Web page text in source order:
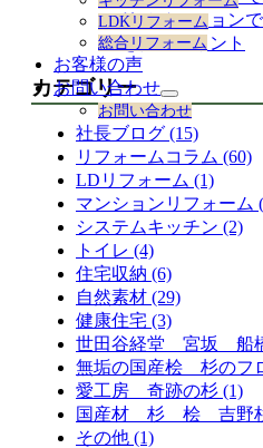
LDKリフォーム
総合リフォーム
お客様の声
お問い合わせ
サ
ブ
メ
ニ
ュ
ー
を
お問い合わせ
リノベーション
を作るポイント
カテゴリー
社長ブログ (15)
リフォームコラム (60)
LDリフォーム (1)
マンションリフォーム
システムキッチン (2)
トイレ (4)
住宅収納 (6)
自然素材 (29)
健康住宅 (3)
世田谷経堂 宮坂 船
無垢の国産桧 杉のフ
愛工房 奇跡の杉 (1)
国産材 杉 桧 吉野
その他 (1)